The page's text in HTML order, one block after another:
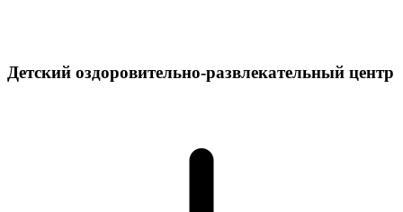
Детский оздоровительно-развлекательный центр